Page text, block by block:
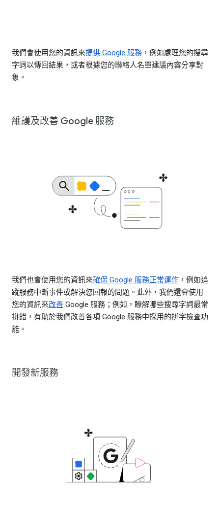
我們會使用您的資訊來提供 Google 服務 ，例如處理您的搜尋
字詞以傳回結果，或者根據您的聯絡人名單建議內容分享對
象。
維護及改善 Google 服務
我們也會使用您的資訊來確保 Google 服務正常運作 ，例如追
蹤服務中斷事件或解決您回報的問題。此外，我們還會使用
您的資訊來改善 Google 服務；例如，瞭解哪些搜尋字詞最常
拼錯，有助於我們改善各項 Google 服務中採用的拼字檢查功
能。
開發新服務